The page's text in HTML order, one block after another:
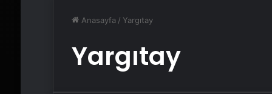
Anasayfa / Yargıtay
Yargıtay